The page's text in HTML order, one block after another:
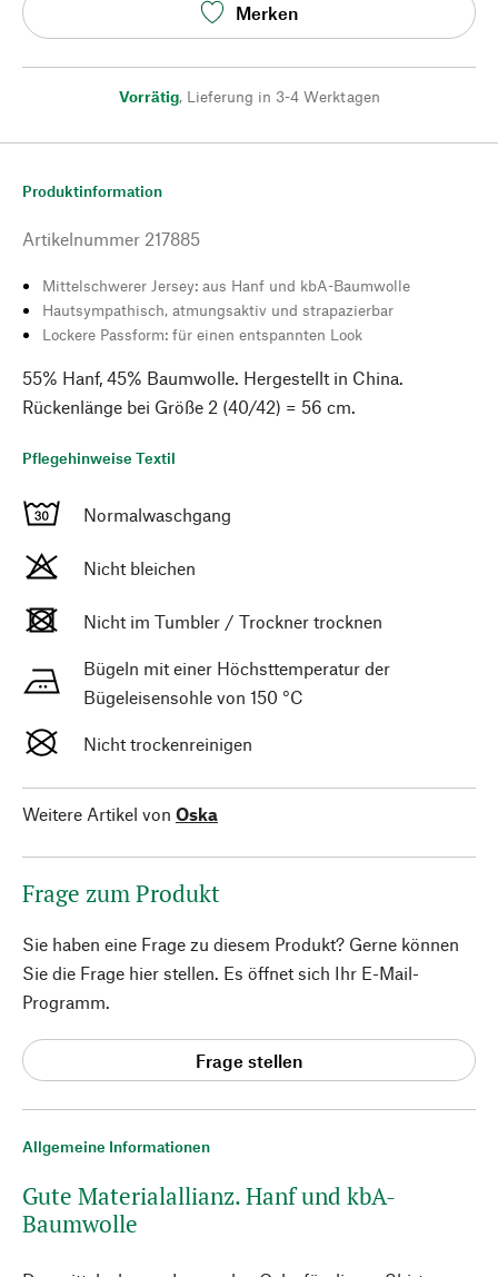
Merken
Vorrätig, Lieferung in 3-4 Werktagen
Allgemeine Informationen
Gute Materialallianz. Hanf und kbA-
Baumwolle
Produktinformation
Artikelnummer 217885
Mittelschwerer Jersey: aus Hanf und kbA-Baumwolle
Hautsympathisch, atmungsaktiv und strapazierbar
Lockere Passform: für einen entspannten Look
55% Hanf, 45% Baumwolle. Hergestellt in China.
Rückenlänge bei Größe 2 (40/42) = 56 cm.
Pflegehinweise Textil
Normalwaschgang
Nicht bleichen
Nicht im Tumbler / Trockner trocknen
Bügeln mit einer Höchsttemperatur der
Bügeleisensohle von 150 °C
Nicht trockenreinigen
Weitere Artikel von Oska
Frage zum Produkt
Sie haben eine Frage zu diesem Produkt? Gerne können
Sie die Frage hier stellen. Es öffnet sich Ihr E-Mail-
Programm.
Frage stellen